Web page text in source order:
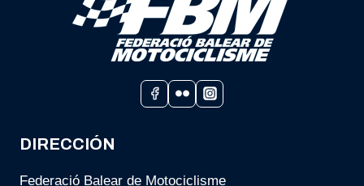
DIRECCIÓN
Federació Balear de Motociclisme